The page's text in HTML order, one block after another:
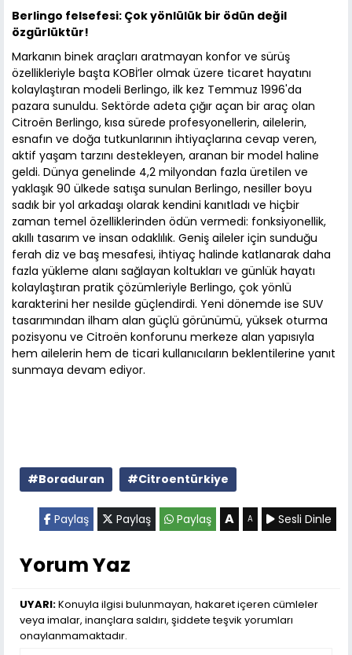
Berlingo felsefesi: Çok yönlülük bir ödün değil
özgürlüktür!
Markanın binek araçları aratmayan konfor ve sürüş
özellikleriyle başta KOBİ’ler olmak üzere ticaret hayatını
kolaylaştıran modeli Berlingo, ilk kez Temmuz 1996'da
pazara sunuldu. Sektörde adeta çığır açan bir araç olan
Citroën Berlingo, kısa sürede profesyonellerin, ailelerin,
esnafın ve doğa tutkunlarının ihtiyaçlarına cevap veren,
aktif yaşam tarzını destekleyen, aranan bir model haline
geldi. Dünya genelinde 4,2 milyondan fazla üretilen ve
yaklaşık 90 ülkede satışa sunulan Berlingo, nesiller boyu
sadık bir yol arkadaşı olarak kendini kanıtladı ve hiçbir
zaman temel özelliklerinden ödün vermedi: fonksiyonellik,
akıllı tasarım ve insan odaklılık. Geniş aileler için sunduğu
ferah diz ve baş mesafesi, ihtiyaç halinde katlanarak daha
fazla yükleme alanı sağlayan koltukları ve günlük hayatı
kolaylaştıran pratik çözümleriyle Berlingo, çok yönlü
karakterini her nesilde güçlendirdi. Yeni dönemde ise SUV
tasarımından ilham alan güçlü görünümü, yüksek oturma
pozisyonu ve Citroën konforunu merkeze alan yapısıyla
hem ailelerin hem de ticari kullanıcıların beklentilerine yanıt
sunmaya devam ediyor.
#Boraduran #Citroentürkiye
Paylaş Paylaş Paylaş A A Sesli Dinle
Yorum Yaz
UYARI:Konuyla ilgisi bulunmayan, hakaret içeren cümleler
veya imalar, inançlara saldırı, şiddete teşvik yorumları
onaylanmamaktadır.